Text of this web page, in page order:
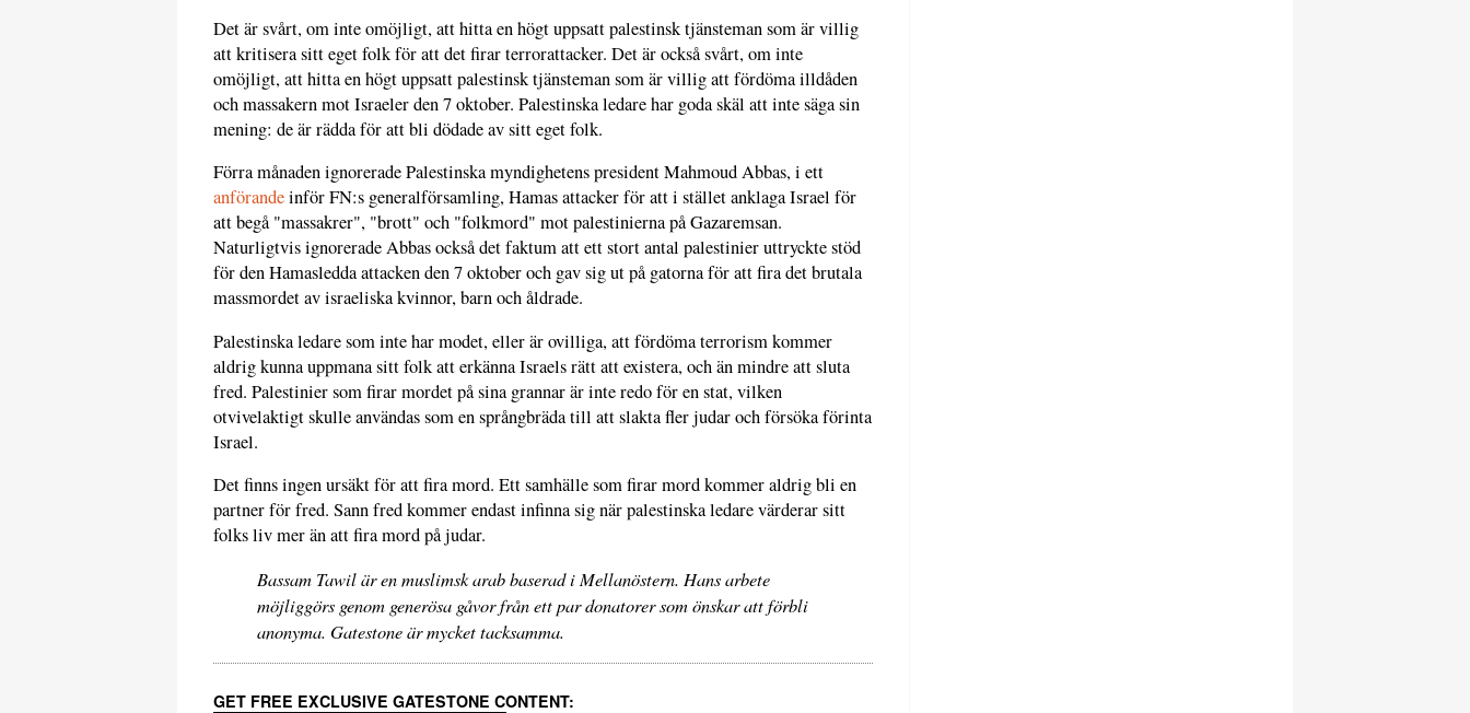
Det är svårt, om inte omöjligt, att hitta en högt uppsatt palestinsk tjänsteman som är villig
att kritisera sitt eget folk för att det firar terrorattacker. Det är också svårt, om inte
omöjligt, att hitta en högt uppsatt palestinsk tjänsteman som är villig att fördöma illdåden
och massakern mot Israeler den 7 oktober. Palestinska ledare har goda skäl att inte säga sin
mening: de är rädda för att bli dödade av sitt eget folk.
Förra månaden ignorerade Palestinska myndighetens president Mahmoud Abbas, i ett
anförandeinför FN:s generalförsamling, Hamas attacker för att i stället anklaga Israel för
att begå "massakrer", "brott" och "folkmord" mot palestinierna på Gazaremsan.
Naturligtvis ignorerade Abbas också det faktum att ett stort antal palestinier uttryckte stöd
för den Hamasledda attacken den 7 oktober och gav sig ut på gatorna för att fira det brutala
massmordet av israeliska kvinnor, barn och åldrade.
Palestinska ledare som inte har modet, eller är ovilliga, att fördöma terrorism kommer
aldrig kunna uppmana sitt folk att erkänna Israels rätt att existera, och än mindre att sluta
fred. Palestinier som firar mordet på sina grannar är inte redo för en stat, vilken
otvivelaktigt skulle användas som en språngbräda till att slakta fler judar och försöka förinta
Israel.
Det finns ingen ursäkt för att fira mord. Ett samhälle som firar mord kommer aldrig bli en
partner för fred. Sann fred kommer endast infinna sig när palestinska ledare värderar sitt
folks liv mer än att fira mord på judar.
Bassam Tawil är en muslimsk arab baserad i Mellanöstern. Hans arbete
möjliggörs genom generösa gåvor från ett par donatorer som önskar att förbli
anonyma. Gatestone är mycket tacksamma.
GET FREE EXCLUSIVE GATESTONE CONTENT: